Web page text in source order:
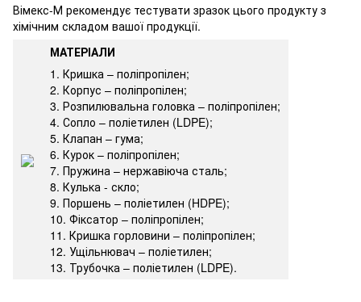
Вімекс-М рекомендує тестувати зразок цього продукту з
хімічним складом вашої продукції.
МАТЕРІАЛИ
1. Кришка – поліпропілен;
2. Корпус – поліпропілен;
3. Розпилювальна головка – поліпропілен;
4. Сопло – поліетилен (LDPE);
5. Клапан – гума;
6. Курок – поліпропілен;
7. Пружина – нержавіюча сталь;
8. Кулька - скло;
9. Поршень – поліетилен (HDPE);
10. Фіксатор – поліпропілен;
11. Кришка горловини – поліпропілен;
12. Ущільнювач – поліетилен;
13. Трубочка – поліетилен (LDPE).